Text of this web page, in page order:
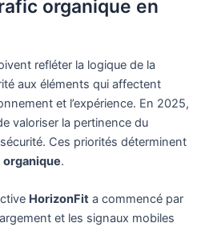
organique en
refléter la logique de la
aux éléments qui affectent
et l’expérience. En 2025,
valoriser la pertinence du
Ces priorités déterminent
.
HorizonFit a commencé par
et les signaux mobiles